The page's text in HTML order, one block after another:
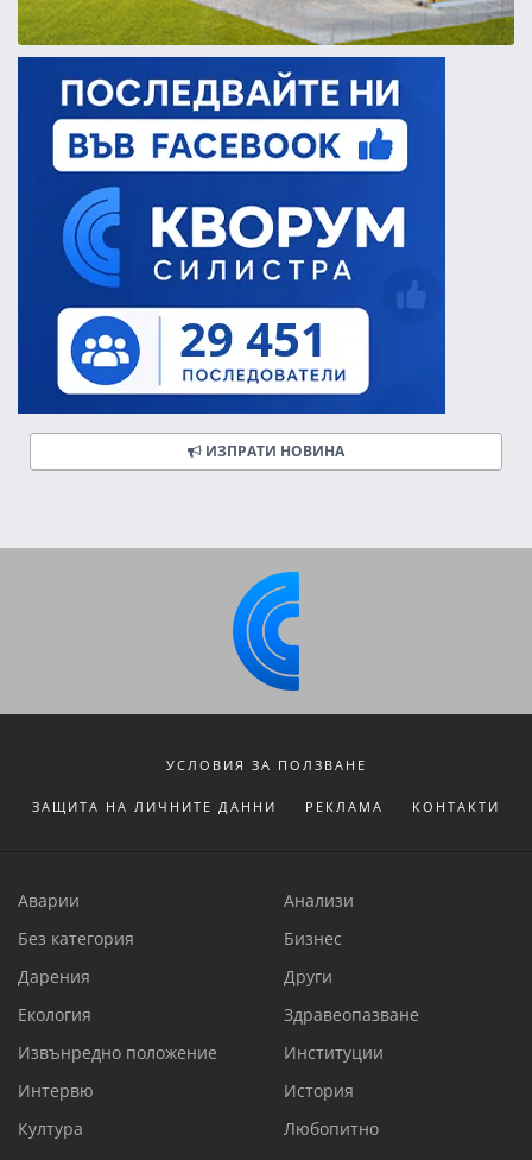
ИЗПРАТИ НОВИНА
УСЛОВИЯ ЗА ПОЛЗВАНЕ
ЗАЩИТА НА ЛИЧНИТЕ ДАННИ РЕКЛАМА КОНТАКТИ
Аварии
Анализи
Без категория
Бизнес
Дарения
Други
Екология
Здравеопазване
Извънредно положение
Институции
Интервю
История
Култура
Любопитно